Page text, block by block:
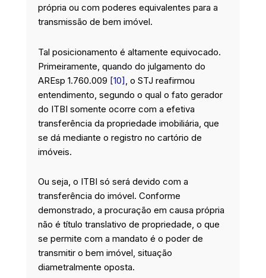
própria ou com poderes equivalentes para a
transmissão de bem imóvel.
Tal posicionamento é altamente equivocado.
Primeiramente, quando do julgamento do
AREsp 1.760.009 [10] , o STJ reafirmou
entendimento, segundo o qual o fato gerador
do ITBI somente ocorre com a efetiva
transferência da propriedade imobiliária, que
se dá mediante o registro no cartório de
imóveis.
Ou seja, o ITBI só será devido com a
transferência do imóvel. Conforme
demonstrado, a procuração em causa própria
não é título translativo de propriedade, o que
se permite com a mandato é o poder de
transmitir o bem imóvel, situação
diametralmente oposta.